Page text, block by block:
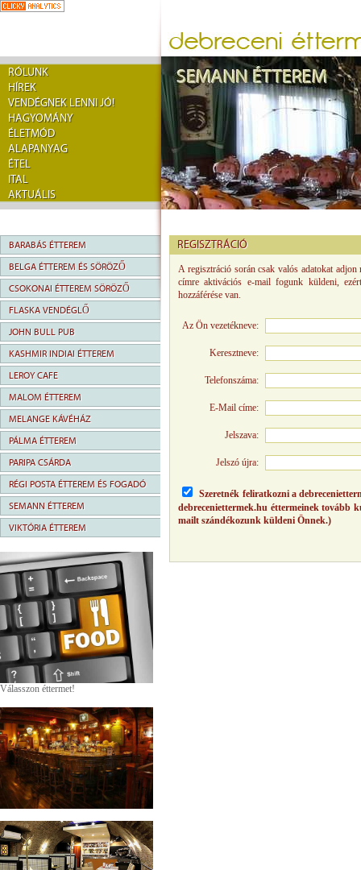
RÓLUNK
HÍREK
VENDÉGNEK LENNI JÓ!
HAGYOMÁNY
ÉLETMÓD
ALAPANYAG
ÉTEL
ITAL
AKTUÁLIS
BARABÁS ÉTTEREM
BELGA ÉTTEREM ÉS SÖRÖZŐ
CSOKONAI ÉTTEREM SÖRÖZŐ
FLASKA VENDÉGLŐ
JOHN BULL PUB
KASHMIR INDIAI ÉTTEREM
LEROY CAFE
MALOM ÉTTEREM
MELANGE KÁVÉHÁZ
PÁLMA ÉTTEREM
PARIPA CSÁRDA
RÉGI POSTA ÉTTEREM ÉS FOGADÓ
SEMANN ÉTTEREM
VIKTÓRIA ÉTTEREM
Válasszon éttermet!
REGISZTRÁCIÓ
A regisztráció során csak valós adatokat
címre aktivációs e-mail fogunk küldeni,
hozzáférése van.
Az Ön vezetékneve:
Keresztneve:
Telefonszáma:
E-Mail címe:
Jelszava:
Jelszó újra:
Szeretnék feliratkozni a
debreceniettermek.hu éttermeinek tovább
mailt szándékozunk küldeni Önnek.)